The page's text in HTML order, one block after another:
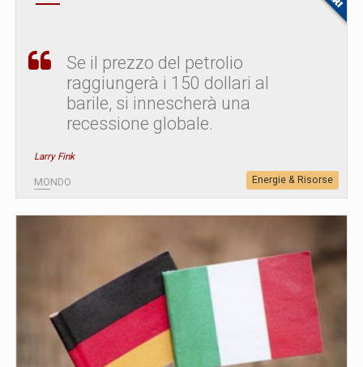
Se il prezzo del petrolio
raggiungerà i 150 dollari al
barile, si innescherà una
recessione globale.
Larry Fink
MONDO Energie & Risorse